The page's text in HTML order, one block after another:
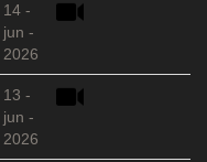
14 -
jun -
2026
13 -
jun -
2026